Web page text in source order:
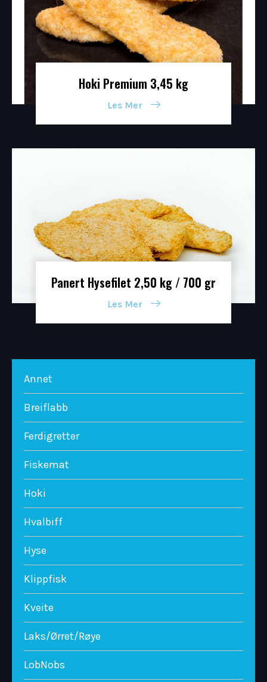
Annet
Breiflabb
Ferdigretter
Fiskemat
Hoki
Hvalbiff
Hyse
Klippfisk
Kveite
Laks/Ørret/Røye
LobNobs
Hoki Premium 3,45 kg
Les Mer
Panert Hysefilet 2,50 kg / 700 gr
Les Mer